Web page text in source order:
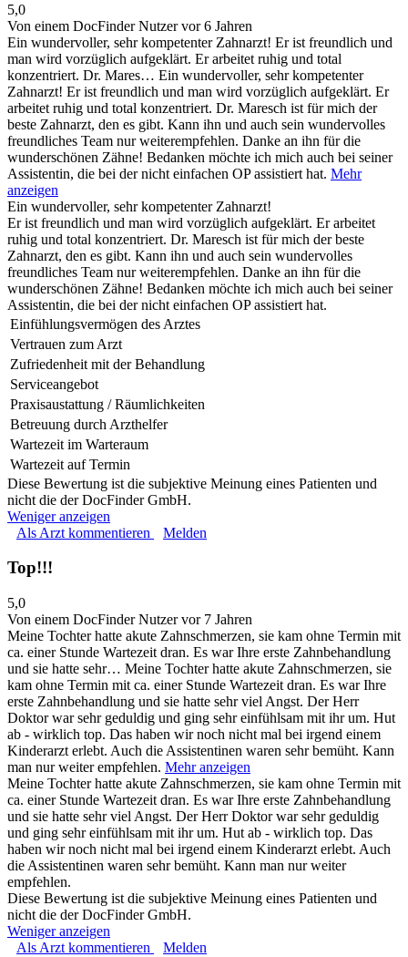
5,0
Von einem DocFinder Nutzervor 6 Jahren
Ein wundervoller, sehr kompetenter Zahnarzt! Er ist freundlich und
man wird vorzüglich aufgeklärt. Er arbeitet ruhig und total
konzentriert. Dr. Mares… Ein wundervoller, sehr kompetenter
Zahnarzt! Er ist freundlich und man wird vorzüglich aufgeklärt. Er
arbeitet ruhig und total konzentriert. Dr. Maresch ist für mich der
beste Zahnarzt, den es gibt. Kann ihn und auch sein wundervolles
freundliches Team nur weiterempfehlen. Danke an ihn für die
wunderschönen Zähne! Bedanken möchte ich mich auch bei seiner
Assistentin, die bei der nicht einfachen OP assistiert hat. Mehr
anzeigen
Ein wundervoller, sehr kompetenter Zahnarzt!
Er ist freundlich und man wird vorzüglich aufgeklärt. Er arbeitet
ruhig und total konzentriert. Dr. Maresch ist für mich der beste
Zahnarzt, den es gibt. Kann ihn und auch sein wundervolles
freundliches Team nur weiterempfehlen. Danke an ihn für die
wunderschönen Zähne! Bedanken möchte ich mich auch bei seiner
Assistentin, die bei der nicht einfachen OP assistiert hat.
Einfühlungsvermögen des Arztes
Vertrauen zum Arzt
Zufriedenheit mit der Behandlung
Serviceangebot
Praxisaustattung / Räumlichkeiten
Betreuung durch Arzthelfer
Wartezeit im Warteraum
Wartezeit auf Termin
Diese Bewertung ist die subjektive Meinung eines Patienten und
nicht die der DocFinder GmbH.
Weniger anzeigen
Als Arzt kommentieren
Melden
Top!!!
5,0
Von einem DocFinder Nutzervor 7 Jahren
Meine Tochter hatte akute Zahnschmerzen, sie kam ohne Termin mit
ca. einer Stunde Wartezeit dran. Es war Ihre erste Zahnbehandlung
und sie hatte sehr… Meine Tochter hatte akute Zahnschmerzen, sie
kam ohne Termin mit ca. einer Stunde Wartezeit dran. Es war Ihre
erste Zahnbehandlung und sie hatte sehr viel Angst. Der Herr
Doktor war sehr geduldig und ging sehr einfühlsam mit ihr um. Hut
ab - wirklich top. Das haben wir noch nicht mal bei irgend einem
Kinderarzt erlebt. Auch die Assistentinen waren sehr bemüht. Kann
man nur weiter empfehlen. Mehr anzeigen
Meine Tochter hatte akute Zahnschmerzen, sie kam ohne Termin mit
ca. einer Stunde Wartezeit dran. Es war Ihre erste Zahnbehandlung
und sie hatte sehr viel Angst. Der Herr Doktor war sehr geduldig
und ging sehr einfühlsam mit ihr um. Hut ab - wirklich top. Das
haben wir noch nicht mal bei irgend einem Kinderarzt erlebt. Auch
die Assistentinen waren sehr bemüht. Kann man nur weiter
empfehlen.
Diese Bewertung ist die subjektive Meinung eines Patienten und
nicht die der DocFinder GmbH.
Weniger anzeigen
Als Arzt kommentieren
Melden